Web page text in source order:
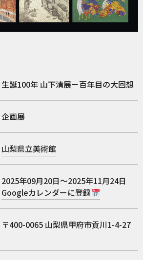
生誕100年 山下清展－百年目の大回想
企画展
山梨県立美術館
2025年09月20日～2025年11月24日
Googleカレンダーに登録
400-0065 山梨県甲府市貢川1-4-27